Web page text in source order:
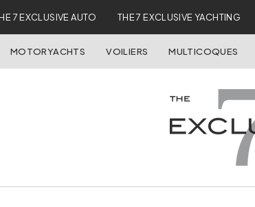
7 EXCLUSIVE AUTO THE 7 EXCLUSIVE YACHTING
MOTORYACHTS VOILIERS MULTICOQUES